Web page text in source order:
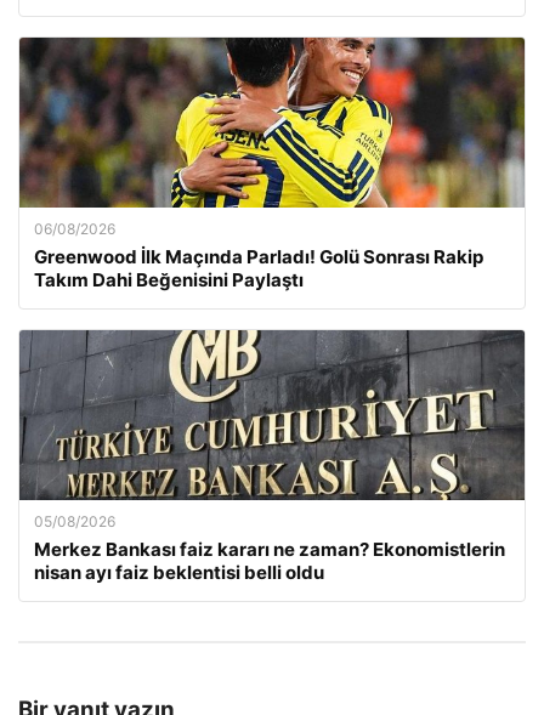
06/08/2026
Greenwood İlk Maçında Parladı! Golü Sonrası Rakip
Takım Dahi Beğenisini Paylaştı
05/08/2026
Merkez Bankası faiz kararı ne zaman? Ekonomistlerin
nisan ayı faiz beklentisi belli oldu
Bir yanıt yazın